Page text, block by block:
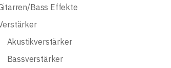
Bass Effekte
Akustikverstärker
Bassverstärker